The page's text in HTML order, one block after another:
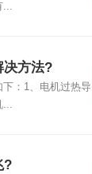
...
决方法?
：1、电机过热导
...
?